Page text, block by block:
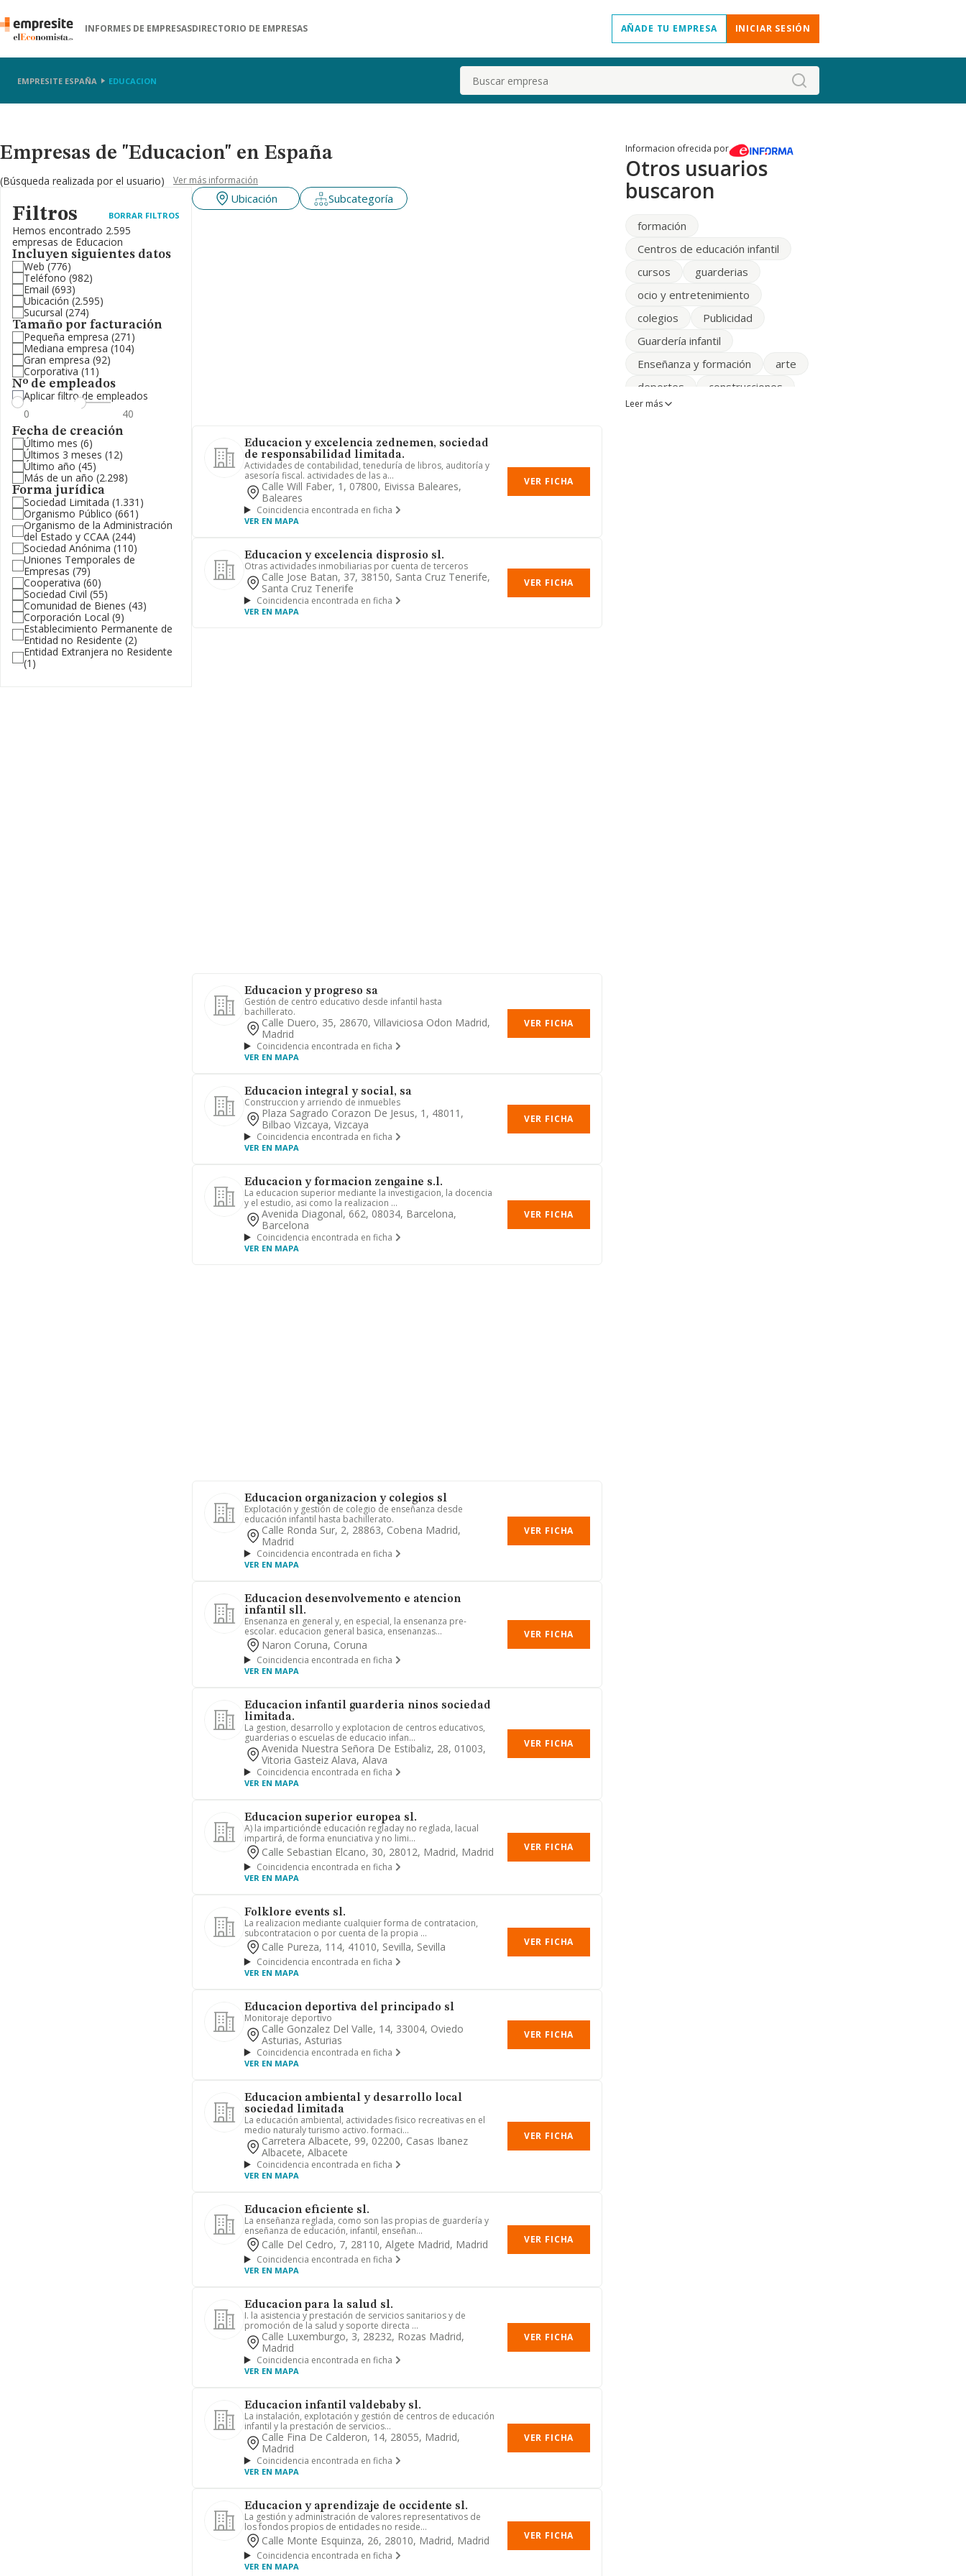
INFORMES DE EMPRESASDIRECTORIO DE EMPRESAS AÑADE TU EMPRESA INICIAR SESIÓN
EMPRESITE ESPAÑA EDUCACION Buscar
Empresas de "Educacion" en España
(Búsqueda realizada por el usuario) Ver más información
Filtros BORRAR FILTROS
Hemos encontrado 2.595
empresas de Educacion
Incluyen siguientes datos
Web (776)
Teléfono (982)
Email (693)
Ubicación (2.595)
Sucursal (274)
Tamaño por facturación
Pequeña empresa (271)
Mediana empresa (104)
Gran empresa (92)
Corporativa (11)
Nº de empleados
Aplicar filtro de empleados
Fecha de creación
Último mes (6)
Últimos 3 meses (12)
Último año (45)
Más de un año (2.298)
Forma jurídica
Sociedad Limitada (1.331)
Organismo Público (661)
Organismo de la Administración
del Estado y CCAA (244)
Sociedad Anónima (110)
Uniones Temporales de
Empresas (79)
Cooperativa (60)
Sociedad Civil (55)
Comunidad de Bienes (43)
Corporación Local (9)
Establecimiento Permanente de
Entidad no Residente (2)
Entidad Extranjera no Residente
(1)
Ubicación Subcategoría
Educacion y excelencia zednemen, sociedad
de responsabilidad limitada.
Actividades de contabilidad, teneduría de libros, auditoría y
asesoría fiscal. actividades de las a...
Calle Will Faber, 1, 07800, Eivissa Baleares,
Baleares
Coincidencia encontrada en ficha
VER EN MAPA
VER FICHA
Educacion y excelencia disprosio sl.
Otras actividades inmobiliarias por cuenta de terceros
Calle Jose Batan, 37, 38150, Santa Cruz Tenerife,
Santa Cruz Tenerife
Coincidencia encontrada en ficha
VER EN MAPA
VER FICHA
Educacion y progreso sa
Gestión de centro educativo desde infantil hasta
bachillerato.
Calle Duero, 35, 28670, Villaviciosa Odon Madrid,
Madrid
Coincidencia encontrada en ficha
VER EN MAPA
VER FICHA
Educacion integral y social, sa
Construccion y arriendo de inmuebles
Plaza Sagrado Corazon De Jesus, 1, 48011,
Bilbao Vizcaya, Vizcaya
Coincidencia encontrada en ficha
VER EN MAPA
VER FICHA
Educacion y formacion zengaine s.l.
La educacion superior mediante la investigacion, la docencia
y el estudio, asi como la realizacion ...
Avenida Diagonal, 662, 08034, Barcelona,
Barcelona
Coincidencia encontrada en ficha
VER EN MAPA
VER FICHA
Educacion organizacion y colegios sl
Explotación y gestión de colegio de enseñanza desde
educación infantil hasta bachillerato.
Calle Ronda Sur, 2, 28863, Cobena Madrid,
Madrid
Coincidencia encontrada en ficha
VER EN MAPA
VER FICHA
Educacion desenvolvemento e atencion
infantil sll.
Ensenanza en general y, en especial, la ensenanza pre-
escolar. educacion general basica, ensenanzas...
Naron Coruna, Coruna
Coincidencia encontrada en ficha
VER EN MAPA
VER FICHA
Educacion infantil guarderia ninos sociedad
limitada.
La gestion, desarrollo y explotacion de centros educativos,
guarderias o escuelas de educacio infan...
Avenida Nuestra Señora De Estibaliz, 28, 01003,
Vitoria Gasteiz Alava, Alava
Coincidencia encontrada en ficha
VER EN MAPA
VER FICHA
Educacion superior europea sl.
A) la imparticiónde educación regladay no reglada, lacual
impartirá, de forma enunciativa y no limi...
Calle Sebastian Elcano, 30, 28012, Madrid, Madrid
Coincidencia encontrada en ficha
VER EN MAPA
VER FICHA
Folklore events sl.
La realizacion mediante cualquier forma de contratacion,
subcontratacion o por cuenta de la propia ...
Calle Pureza, 114, 41010, Sevilla, Sevilla
Coincidencia encontrada en ficha
VER EN MAPA
VER FICHA
Educacion deportiva del principado sl
Monitoraje deportivo
Calle Gonzalez Del Valle, 14, 33004, Oviedo
Asturias, Asturias
Coincidencia encontrada en ficha
VER EN MAPA
VER FICHA
Educacion ambiental y desarrollo local
sociedad limitada
La educación ambiental, actividades fisico recreativas en el
medio naturaly turismo activo. formaci...
Carretera Albacete, 99, 02200, Casas Ibanez
Albacete, Albacete
Coincidencia encontrada en ficha
VER EN MAPA
VER FICHA
Educacion eficiente sl.
La enseñanza reglada, como son las propias de guardería y
enseñanza de educación, infantil, enseñan...
Calle Del Cedro, 7, 28110, Algete Madrid, Madrid
Coincidencia encontrada en ficha
VER EN MAPA
VER FICHA
Educacion para la salud sl.
I. la asistencia y prestación de servicios sanitarios y de
promoción de la salud y soporte directa ...
Calle Luxemburgo, 3, 28232, Rozas Madrid,
Madrid
Coincidencia encontrada en ficha
VER EN MAPA
VER FICHA
Educacion infantil valdebaby sl.
La instalación, explotación y gestión de centros de educación
infantil y la prestación de servicios...
Calle Fina De Calderon, 14, 28055, Madrid,
Madrid
Coincidencia encontrada en ficha
VER EN MAPA
VER FICHA
Educacion y aprendizaje de occidente sl.
La gestión y administración de valores representativos de
los fondos propios de entidades no reside...
Calle Monte Esquinza, 26, 28010, Madrid, Madrid
Coincidencia encontrada en ficha
VER EN MAPA
VER FICHA
Informacion ofrecida por
Otros usuarios
buscaron
formación
Centros de educación infantil
cursos
guarderias
ocio y entretenimiento
colegios
Publicidad
Guardería infantil
Enseñanza y formación
arte
deportes
construcciones
Asesorías y despachos
Leer más